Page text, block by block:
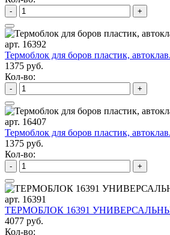
- +
арт. 16392
Термоблок для боров пластик,
1375 руб.
Кол-во:
- +
арт. 16407
Термоблок для боров пластик,
1375 руб.
Кол-во:
- +
арт. 16391
ТЕРМОБЛОК 16391
4077 руб.
Кол-во: